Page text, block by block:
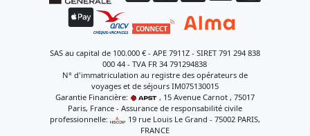
SAS au capital de 100.000 € - APE 7911Z - SIRET 791 294 838
000 44 - TVA FR 34 791294838
N° d'immatriculation au registre des opérateurs de
voyages et de séjours IM075130015
Garantie Financière:
, 15 Avenue Carnot , 75017
Paris, France - Assurance de responsabilité civile
professionnelle:
, 19 rue Louis Le Grand - 75002 PARIS,
FRANCE